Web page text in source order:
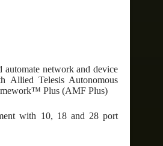
automate network and device
Allied Telesis Autonomous
Plus (AMF Plus)
with 10, 18 and 28 port